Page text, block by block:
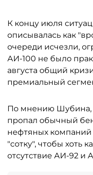
К концу июля
описывалась как
очереди исчезли,
АИ-100 не было
августа общий
премиальный
По мнению Шубина,
пропал обычный
нефтяных
"сотку", чтобы хоть
отсутствие АИ-92 и